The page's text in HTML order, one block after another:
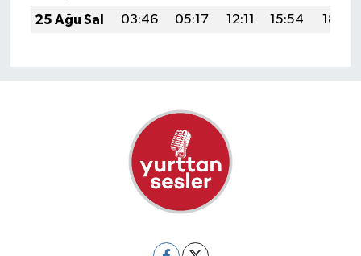
25 Ağu Sal
03:46 05:17 12:11 15:54 18:54